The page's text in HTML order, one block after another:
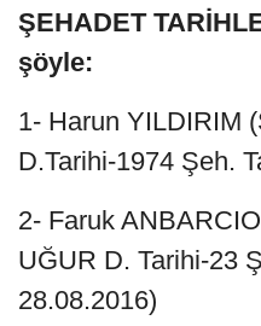
ŞEHADET
şöyle:
1- Harun YILDIRIM
D.Tarihi-1974 Şeh.
2- Faruk
UĞUR D. Tarihi-23
28.08.2016)